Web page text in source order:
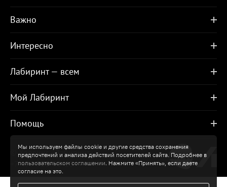
Мы используем файлы cookie и другие средства сохранения
предпочтений и анализа действий посетителей сайта. Подробнее в
пользовательском соглашении. Нажмите «Принять», если даете
согласие на это.
Важно
Интересно
Лабиринт — всем
Мой Лабиринт
Помощь
© Холдинг «Лабиринт»
+7 499 920-95-25